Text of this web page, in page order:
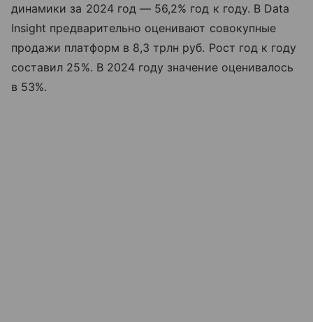
динамики за 2024 год — 56,2% год к году. В Data
Insight предварительно оценивают совокупные
продажи платформ в 8,3 трлн руб. Рост год к году
составил 25%. В 2024 году значение оценивалось
в 53%.